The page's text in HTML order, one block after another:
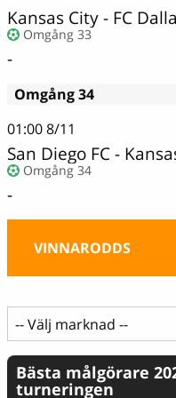
Kansas City - FC
Omgång 33
-
Omgång 34
01:008/11
San Diego FC -
Omgång 34
-
VINNARODDS
Bästa målgörare
turneringen